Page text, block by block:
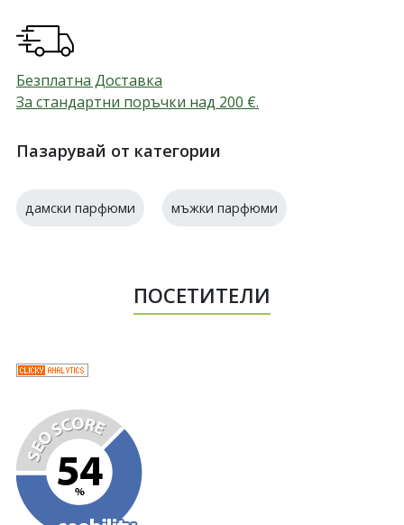
Безплатна Доставка
За стандартни поръчки над 200 €.
Пазарувай от категории
дамски парфюми мъжки парфюми
ПОСЕТИТЕЛИ